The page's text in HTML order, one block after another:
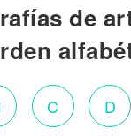
de
C D